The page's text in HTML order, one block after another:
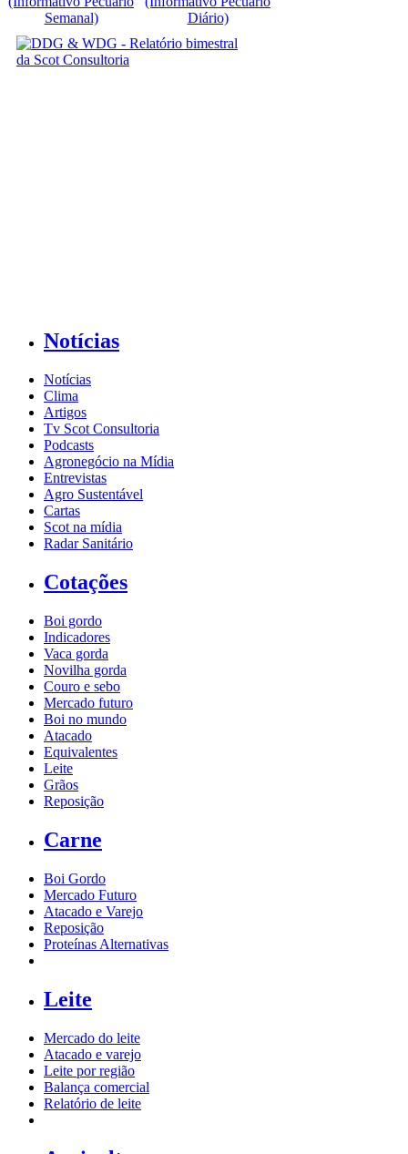
Semanal)
Diário)
Notícias
Notícias
Clima
Artigos
Tv Scot Consultoria
Podcasts
Agronegócio na Mídia
Entrevistas
Agro Sustentável
Cartas
Scot na mídia
Radar Sanitário
Cotações
Boi gordo
Indicadores
Vaca gorda
Novilha gorda
Couro e sebo
Mercado futuro
Boi no mundo
Atacado
Equivalentes
Leite
Grãos
Reposição
Carne
Boi Gordo
Mercado Futuro
Atacado e Varejo
Reposição
Proteínas Alternativas
Leite
Mercado do leite
Atacado e varejo
Leite por região
Balança comercial
Relatório de leite